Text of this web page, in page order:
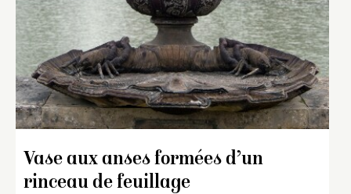
Vase aux anses formées d’un
rinceau de feuillage